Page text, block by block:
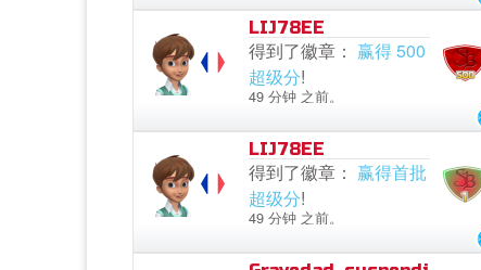
LIJ78EE
得到了徽章： 赢得 500
超级分!
49 分钟 之前。
LIJ78EE
得到了徽章： 赢得首批
超级分!
49 分钟 之前。